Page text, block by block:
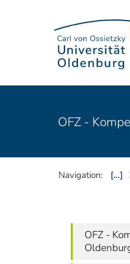
OFZ -
Navigation: […]
OFZ -